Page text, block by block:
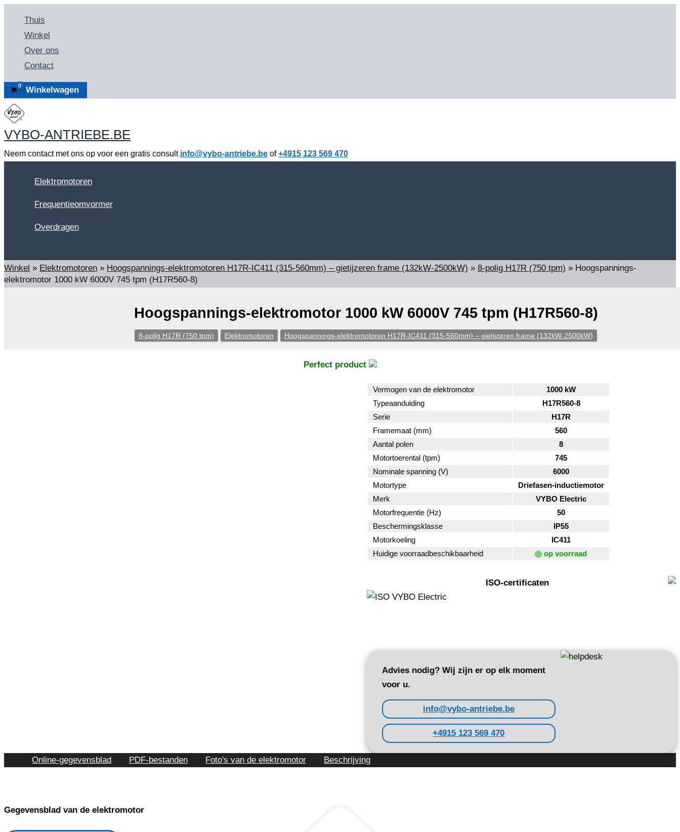
inhoud
Thuis
Winkel
Over ons
Contact
Winkelwagen
VYBO-ANTRIEBE.BE
Neem contact met ons op voor een gratis consult info@vybo-antriebe.be of+4915 123 569 470
Elektromotoren
Frequentieomvormer
Overdragen
Winkel » Elektromotoren » Hoogspannings-elektromotoren H17R-IC411 (315-560mm) – gietijzeren frame (132kW-2500kW) » 8-polig H17R (750 tpm) » Hoogspannings-
elektromotor 1000 kW 6000V 745 tpm (H17R560-8)
Hoogspannings-elektromotor 1000 kW 6000V 745 tpm (H17R560-8)
8-polig H17R (750 tpm) Elektromotoren Hoogspannings-elektromotoren H17R-IC411 (315-560mm) – gietijzeren frame (132kW-2500kW)
Perfect product
Vermogen van de elektromotor
1000 kW
Typeaanduiding
H17R560-8
Serie
H17R
Framemaat (mm)
560
Aantal polen
8
Motortoerental (tpm)
745
Nominale spanning (V)
6000
Motortype
Driefasen-inductiemotor
Merk
VYBO Electric
Motorfrequentie (Hz)
50
Beschermingsklasse
IP55
Motorkoeling
IC411
Huidige voorraadbeschikbaarheid
op voorraad
ISO-certificaten
Advies nodig? Wij zijn er op elk moment
voor u.
info@vybo-antriebe.be
+4915 123 569 470
Online-gegevensblad PDF-bestanden Foto's van de elektromotor Beschrijving
Gegevensblad van de elektromotor